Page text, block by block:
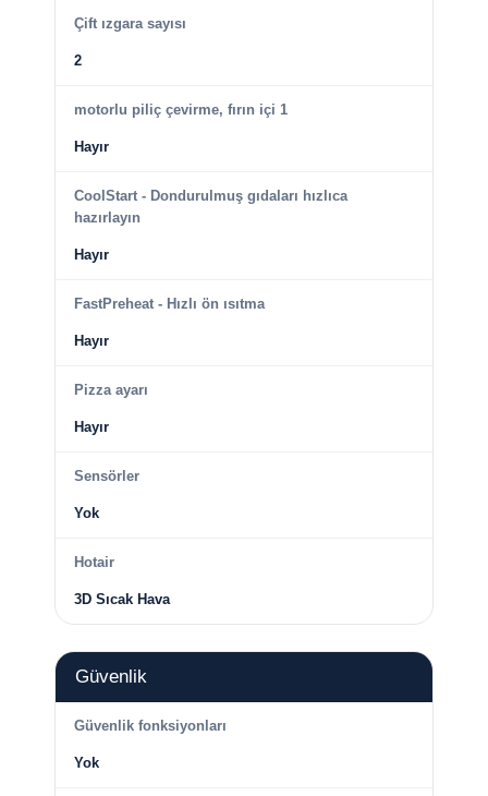
Çift ızgara sayısı
2
motorlu piliç çevirme, fırın içi 1
Hayır
CoolStart - Dondurulmuş gıdaları hızlıca
hazırlayın
Hayır
FastPreheat - Hızlı ön ısıtma
Hayır
Pizza ayarı
Hayır
Sensörler
Yok
Hotair
3D Sıcak Hava
Güvenlik
Güvenlik fonksiyonları
Yok